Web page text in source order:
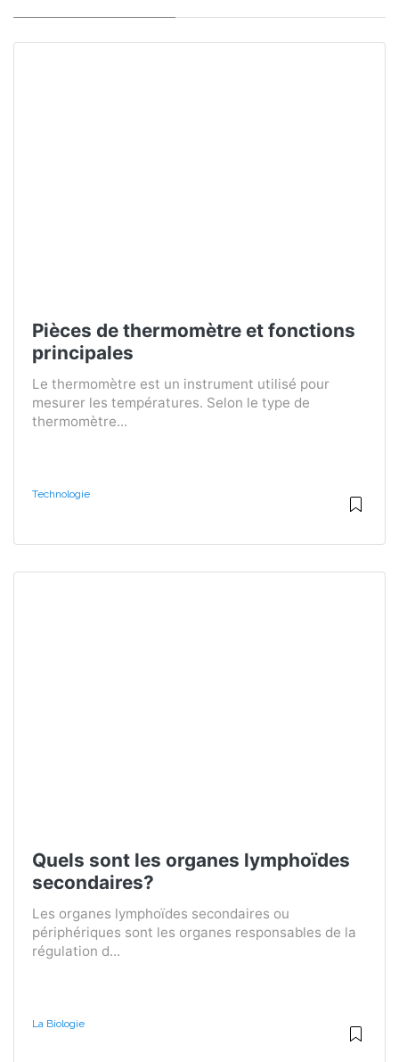
Pièces de thermomètre et fonctions
principales
Le thermomètre est un instrument utilisé pour
mesurer les températures. Selon le type de
thermomètre...
Technologie
Quels sont les organes lymphoïdes
secondaires?
Les organes lymphoïdes secondaires ou
périphériques sont les organes responsables de la
régulation d...
La Biologie